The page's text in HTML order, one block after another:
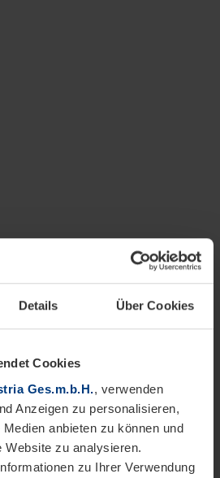
Details Über Cookies
Cookies
Ges.m.b.H., verwenden
Anzeigen zu personalisieren,
anbieten zu können und
Website zu analysieren.
zu Ihrer Verwendung